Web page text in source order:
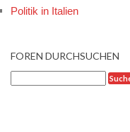
Politik in Italien
FOREN DURCHSUCHEN